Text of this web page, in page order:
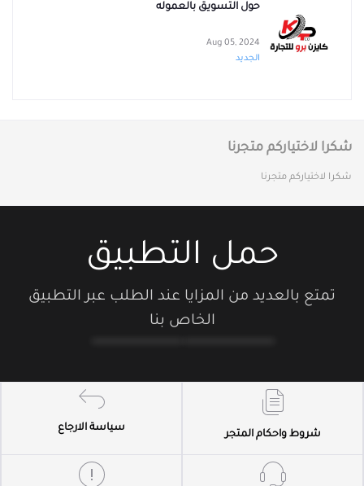
حول التسويق بالعموله
Aug 05, 2024
الجديد
شكرا لاختياركم متجرنا
شكرا لاختياركم متجرنا
حمل التطبيق
تمتع بالعديد من المزايا عند الطلب عبر التطبيق
الخاص بنا
شروط واحكام المتجر
سياسة الارجاع